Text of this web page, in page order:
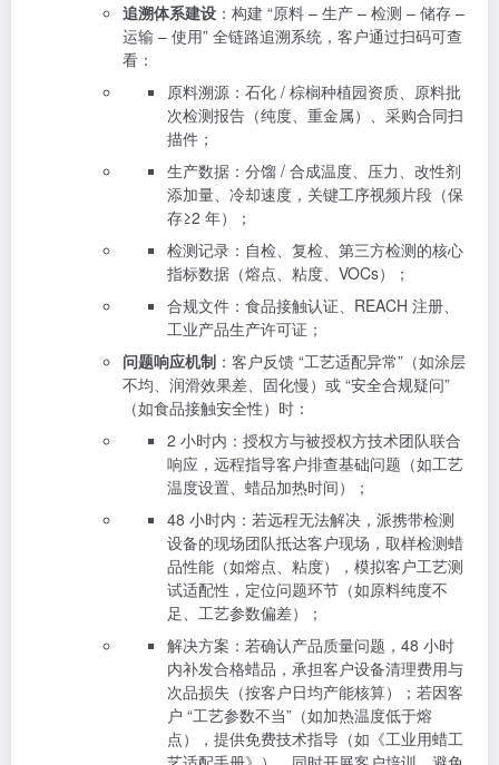
追溯体系建设 ：构建 “原料 – 生产 – 检测 – 储存 –
运输 – 使用” 全链路追溯系统，客户通过扫码可查
看：
原料溯源：石化 / 棕榈种植园资质、原料批
次检测报告（纯度、重金属）、采购合同扫
描件；
生产数据：分馏 / 合成温度、压力、改性剂
添加量、冷却速度，关键工序视频片段（保
存≥2 年）；
检测记录：自检、复检、第三方检测的核心
指标数据（熔点、粘度、VOCs）；
合规文件：食品接触认证、REACH 注册、
工业产品生产许可证；
问题响应机制 ：客户反馈 “工艺适配异常”（如涂层
不均、润滑效果差、固化慢）或 “安全合规疑问”
（如食品接触安全性）时：
2 小时内：授权方与被授权方技术团队联合
响应，远程指导客户排查基础问题（如工艺
温度设置、蜡品加热时间）；
48 小时内：若远程无法解决，派携带检测
设备的现场团队抵达客户现场，取样检测蜡
品性能（如熔点、粘度），模拟客户工艺测
试适配性，定位问题环节（如原料纯度不
足、工艺参数偏差）；
解决方案：若确认产品质量问题，48 小时
内补发合格蜡品，承担客户设备清理费用与
次品损失（按客户日均产能核算）；若因客
户 “工艺参数不当”（如加热温度低于熔
点），提供免费技术指导（如《工业用蜡工